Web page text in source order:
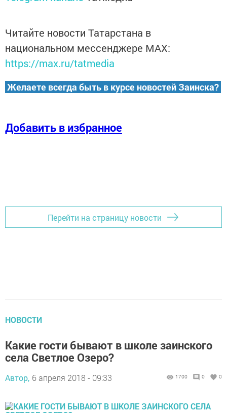
Читайте новости Татарстана в
национальном мессенджере MАХ:
https://max.ru/tatmedia
Желаете всегда быть в курсе новостей Заинска?
Добавить в избранное
Перейти на страницу новости
НОВОСТИ
Какие гости бывают в школе заинского
села Светлое Озеро?
Автор, 6 апреля 2018 - 09:33 1700 0 0